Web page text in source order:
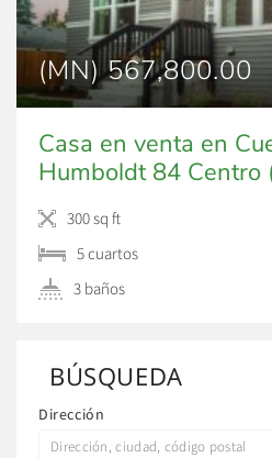
(MN) 567,800.00
Casa en venta en
Humboldt 84 Centro
300 sq ft
5 сuartos
3 baños
BÚSQUEDA
Dirección